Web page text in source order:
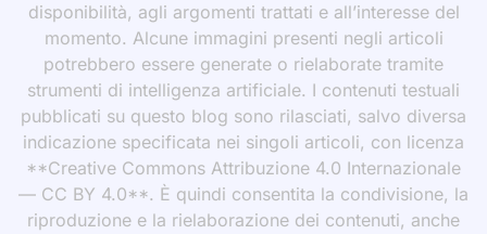
disponibilità, agli argomenti trattati e all’interesse del
momento. Alcune immagini presenti negli articoli
potrebbero essere generate o rielaborate tramite
strumenti di intelligenza artificiale. I contenuti testuali
pubblicati su questo blog sono rilasciati, salvo diversa
indicazione specificata nei singoli articoli, con licenza
**Creative Commons Attribuzione 4.0 Internazionale
— CC BY 4.0**. È quindi consentita la condivisione, la
riproduzione e la rielaborazione dei contenuti, anche